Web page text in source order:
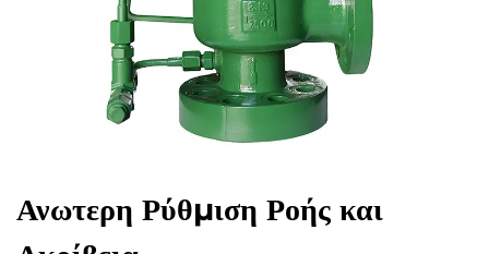
Ανωτερη Ρύθμιση Ροής και